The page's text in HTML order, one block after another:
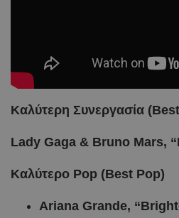
Καλύτερη Συνεργασία
Lady Gaga & Bruno Mars,
Καλύτερο Pop (Best Pop)
Ariana Grande,